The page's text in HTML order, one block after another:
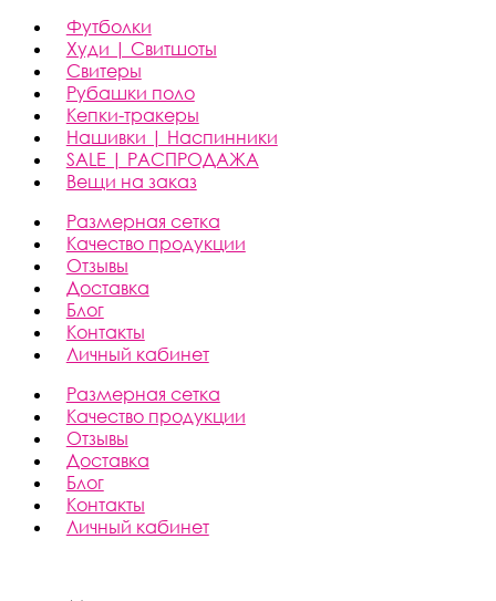
Футболки
Худи | Свитшоты
Свитеры
Рубашки поло
Кепки-тракеры
Нашивки | Наспинники
SALE | РАСПРОДАЖА
Вещи на заказ
Размерная сетка
Качество продукции
Отзывы
Доставка
Блог
Контакты
Личный кабинет
Размерная сетка
Качество продукции
Отзывы
Доставка
Блог
Контакты
Личный кабинет